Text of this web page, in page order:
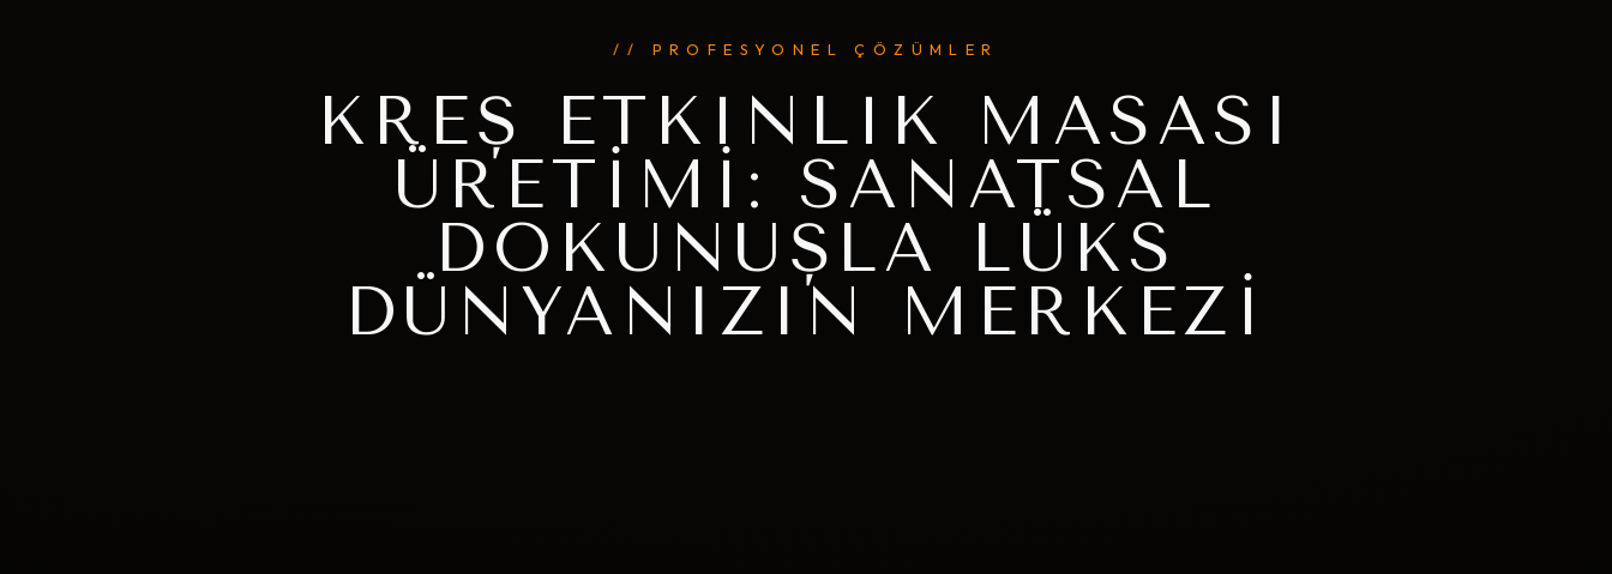
// PROFESYONEL ÇÖZÜMLER
KREŞ ETKINLIK MASASI
ÜRETIMI: SANATSAL
DOKUNUŞLA LÜKS
DÜNYANIZIN MERKEZI